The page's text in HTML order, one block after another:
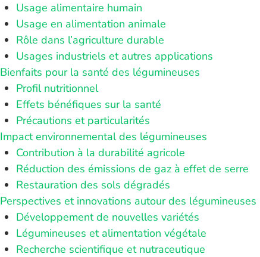
Usage alimentaire humain
Usage en alimentation animale
Rôle dans l’agriculture durable
Usages industriels et autres applications
Bienfaits pour la santé des légumineuses
Profil nutritionnel
Effets bénéfiques sur la santé
Précautions et particularités
Impact environnemental des légumineuses
Contribution à la durabilité agricole
Réduction des émissions de gaz à effet de serre
Restauration des sols dégradés
Perspectives et innovations autour des légumineuses
Développement de nouvelles variétés
Légumineuses et alimentation végétale
Recherche scientifique et nutraceutique